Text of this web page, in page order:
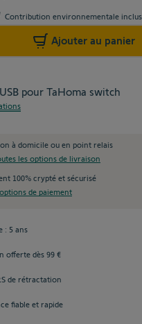
Contribution environnementale
Ajouter au panier
pour TaHoma switch
à domicile ou en point relais
les options de livraison
100% crypté et sécurisé
de paiement
: 5 ans
offerte dès 99 €
de rétractation
fiable et rapide